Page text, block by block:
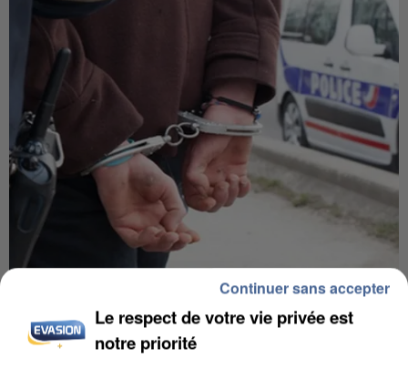
L’UN DES FONDATEURS SUPPOSÉS DE LA DZ
MAFIA INTERPELLÉ EN ALGÉRIE
Le respect de votre vie privée est
notre priorité
Continuer sans accepter